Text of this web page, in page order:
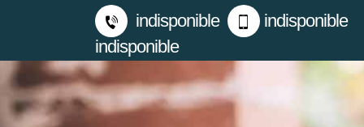
indisponible
indisponible
indisponible